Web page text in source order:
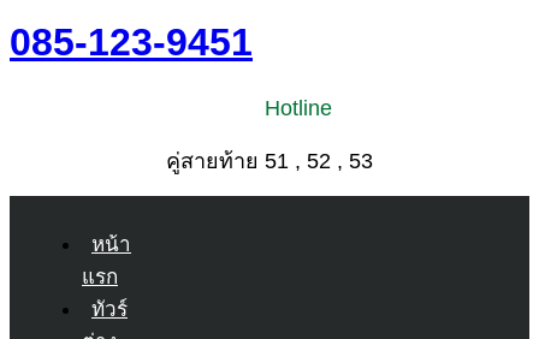
085-123-9451
Hotline
คู่สายท้าย 51 , 52 , 53
หน้า
แรก
ทัวร์